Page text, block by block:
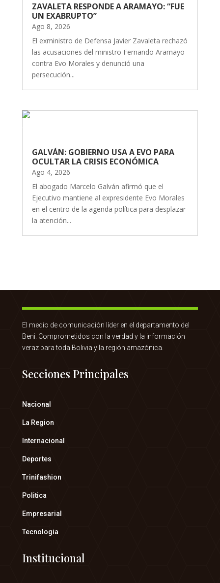
ZAVALETA RESPONDE A ARAMAYO: “FUE
UN EXABRUPTO”
Ago 8, 2026
El exministro de Defensa Javier Zavaleta rechazó
las acusaciones del ministro Fernando Aramayo
contra Evo Morales y denunció una
persecución...
GALVÁN: GOBIERNO USA A EVO PARA
OCULTAR LA CRISIS ECONÓMICA
Ago 4, 2026
El abogado Marcelo Galván afirmó que el
Ejecutivo mantiene al expresidente Evo Morales
en el centro de la agenda política para desplazar
la atención...
El medio de comunicación líder en el departamento del
Beni. Comprometidos con la verdad y la información
veraz para toda Bolivia y la región amazónica.
Secciones Principales
Nacional
La Region
Internacional
Deportes
Trinifashion
Politica
Empresarial
Tecnologia
Institucional